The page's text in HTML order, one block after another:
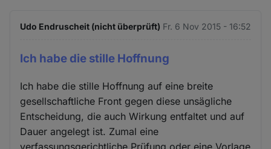
Udo Endruscheit (nicht überprüft) Fr. 6 Nov 2015 - 16:52
Ich habe die stille Hoffnung
Ich habe die stille Hoffnung auf eine breite
gesellschaftliche Front gegen diese unsägliche
Entscheidung, die auch Wirkung entfaltet und auf
Dauer angelegt ist. Zumal eine
verfassungsgerichtliche Prüfung oder eine Vorlage